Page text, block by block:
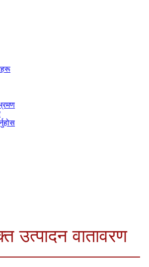
उत्पादन वातावरण